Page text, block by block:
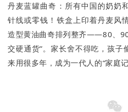
丹麦蓝罐曲奇：所有中国的奶奶
针线或零钱！铁盒上印着丹麦风
造型黄油曲奇排列整齐——80、
交硬通货”。家长舍不得吃，孩子
来用很多年，成为一代人的“家庭记